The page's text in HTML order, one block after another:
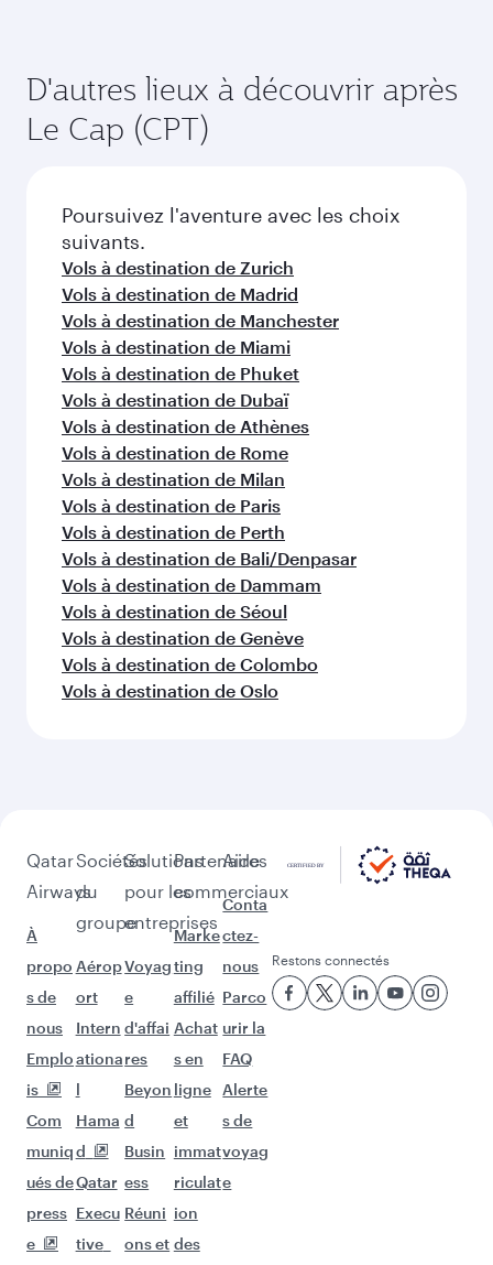
D'autres lieux à découvrir après
Le Cap (CPT)
Poursuivez l'aventure avec les choix
suivants.
Vols à destination de Zurich
Vols à destination de Madrid
Vols à destination de Manchester
Vols à destination de Miami
Vols à destination de Phuket
Vols à destination de Dubaï
Vols à destination de Athènes
Vols à destination de Rome
Vols à destination de Milan
Vols à destination de Paris
Vols à destination de Perth
Vols à destination de Bali/Denpasar
Vols à destination de Dammam
Vols à destination de Séoul
Vols à destination de Genève
Vols à destination de Colombo
Vols à destination de Oslo
Qatar
Airways
À
propo
s de
nous
Emplo
is
Com
muniq
ués de
press
e
Sociétés
du
groupe
Aérop
ort
Intern
ationa
l
Hama
d
Qatar
Execu
tive
Solutions
pour les
entreprises
Voyag
e
d'affai
res
Beyon
d
Busin
ess
Réuni
ons et
Partenaires
commerciaux
Marke
ting
affilié
Achat
s en
ligne
et
immat
riculat
ion
des
Aide
Conta
ctez-
nous
Parco
urir la
FAQ
Alerte
s de
voyag
e
Restons connectés